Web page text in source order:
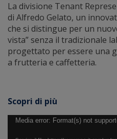
La divisione Tenant
di Alfredo Gelato, un
che si distingue per un
vista” senza il tradizionale
progettato per essere una
a frutteria e caffetteria.
Scopri di più
Video
Media error: Format(s) not